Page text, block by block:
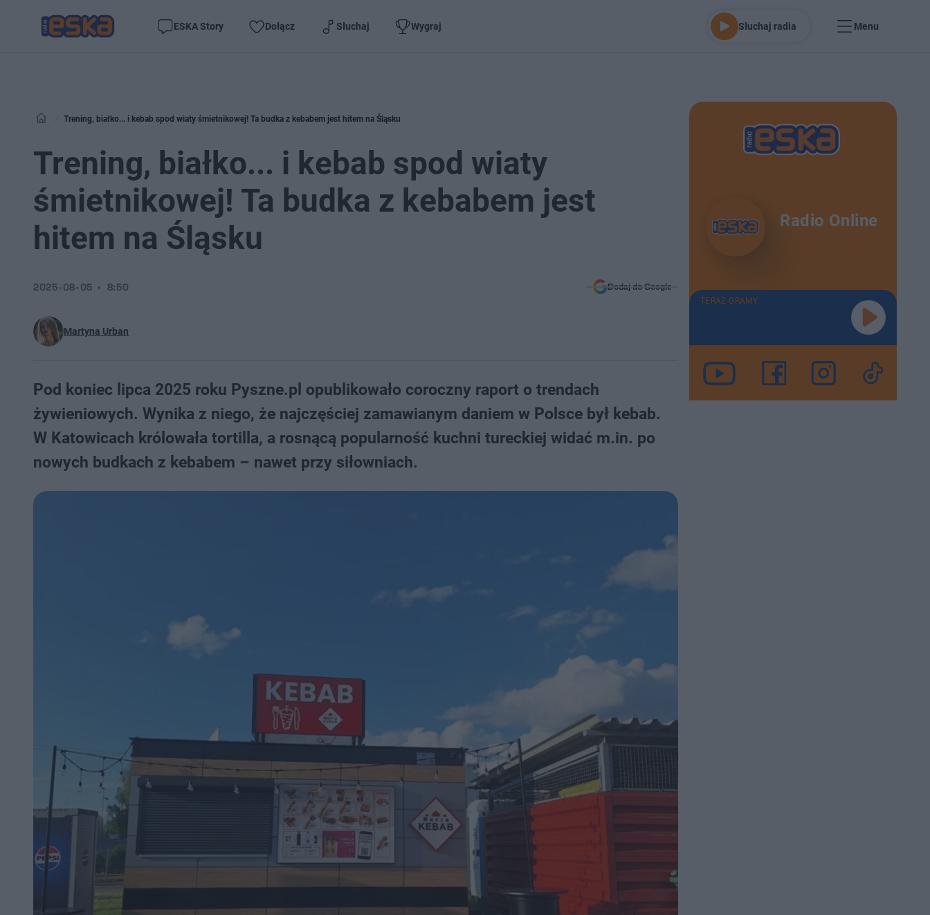
ESKA Story Dołącz Słuchaj Wygraj Słuchaj radia Menu
Trening, białko... i kebab spod wiaty śmietnikowej! Ta budka z kebabem jest hitem na Śląsku
Trening, białko... i kebab spod wiaty
śmietnikowej! Ta budka z kebabem jest
hitem na Śląsku
Martyna Urban
2025-08-05 8:50 Dodaj do Google
Pod koniec lipca 2025 roku Pyszne.pl opublikowało coroczny raport o trendach
żywieniowych. Wynika z niego, że najczęściej zamawianym daniem w Polsce był kebab.
W Katowicach królowała tortilla, a rosnącą popularność kuchni tureckiej widać m.in. po
nowych budkach z kebabem – nawet przy siłowniach.
Radio Online
TERAZ GRAMY